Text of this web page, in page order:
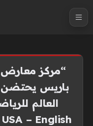
“مركز
باريس
– English